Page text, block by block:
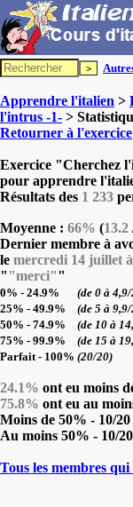
Apprendre l'italien >
l'intrus -1- >
Retourner à l'exercice
Exercice "Cherchez
pour apprendre
Résultats des 1 233
Moyenne : 66% (13.2
Dernier membre à
le mercredi 14 juillet
" "merci""
0% - 24.9% (de 0 à
25% - 49.9% (de 5 à
50% - 74.9% (de 10 à
75% - 99.9% (de 15 à
Parfait - 100% (20/20)
24.1% ont eu moins
75.8% ont eu au
Moins de 50% - 10/20
Au moins 50% - 10/20
Tous les membres